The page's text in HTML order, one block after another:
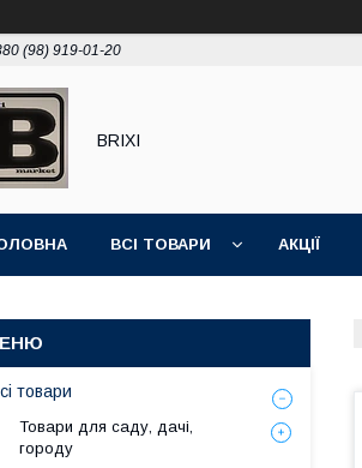
(98) 919-01-20
BRIXI
ВСІ ТОВАРИ АКЦІЇ
товари
Товари для саду, дачі,
городу